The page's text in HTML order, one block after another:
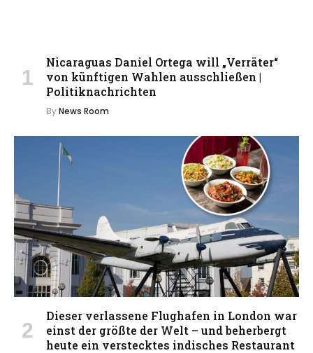
Nicaraguas Daniel Ortega will „Verräter“
von künftigen Wahlen ausschließen |
Politiknachrichten
ByNews Room
Dieser verlassene Flughafen in London war
einst der größte der Welt – und beherbergt
heute ein verstecktes indisches Restaurant